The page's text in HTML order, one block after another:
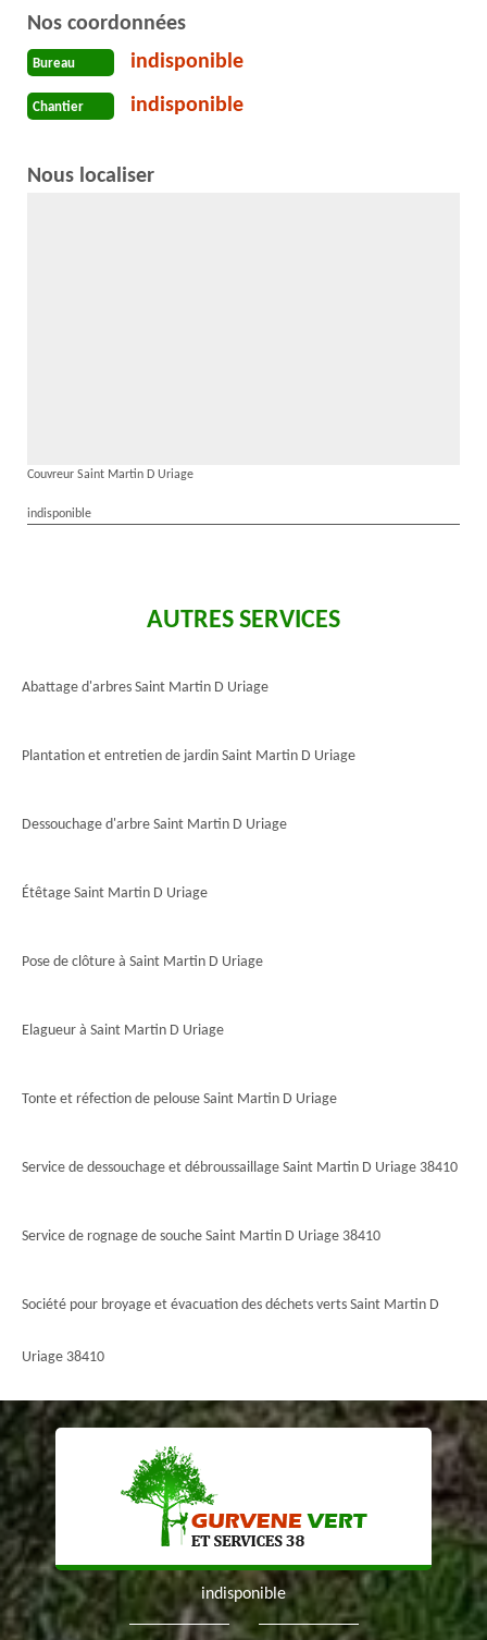
Nos coordonnées
Bureau indisponible
Chantier indisponible
Nous localiser
Couvreur Saint Martin D Uriage
indisponible
AUTRES SERVICES
Abattage d'arbres Saint Martin D Uriage
Plantation et entretien de jardin Saint Martin D Uriage
Dessouchage d'arbre Saint Martin D Uriage
Étêtage Saint Martin D Uriage
Pose de clôture à Saint Martin D Uriage
Elagueur à Saint Martin D Uriage
Tonte et réfection de pelouse Saint Martin D Uriage
Service de dessouchage et débroussaillage Saint Martin D Uriage 38410
Service de rognage de souche Saint Martin D Uriage 38410
Société pour broyage et évacuation des déchets verts Saint Martin D
Uriage 38410
indisponible